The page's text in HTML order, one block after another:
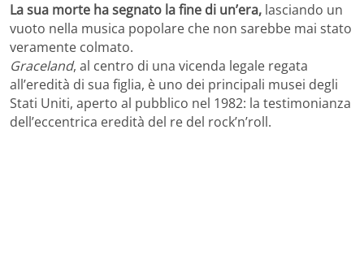
La sua morte ha segnato la fine di un’era, lasciando un
vuoto nella musica popolare che non sarebbe mai stato
veramente colmato.
Graceland, al centro di una vicenda legale regata
all’eredità di sua figlia, è uno dei principali musei degli
Stati Uniti, aperto al pubblico nel 1982: la testimonianza
dell’eccentrica eredità del re del rock’n’roll.